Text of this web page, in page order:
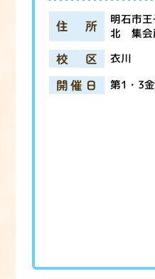
住所 明石市
北 集会
校区 衣川
開催日 第1・3